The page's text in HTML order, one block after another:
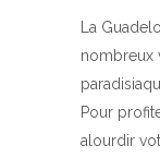
La
nombreux
Pour
alourdir